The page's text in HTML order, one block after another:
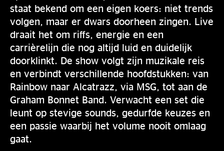
staat bekend om een eigen koers: niet trends
volgen, maar er dwars doorheen zingen. Live
draait het om riffs, energie en een
carrièrelijn die nog altijd luid en duidelijk
doorklinkt. De show volgt zijn muzikale reis
en verbindt verschillende hoofdstukken: van
Rainbow naar Alcatrazz, via MSG, tot aan de
Graham Bonnet Band. Verwacht een set die
leunt op stevige sounds, gedurfde keuzes en
een passie waarbij het volume nooit omlaag
gaat.